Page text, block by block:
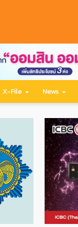
X-File News